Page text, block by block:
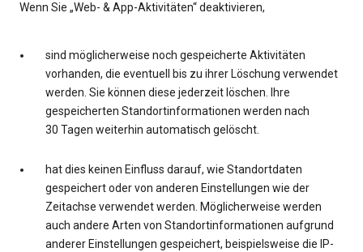
Wenn Sie „Web- & App-Aktivitäten“ deaktivieren,
sind möglicherweise noch gespeicherte Aktivitäten
vorhanden, die eventuell bis zu ihrer Löschung verwendet
werden. Sie können diese jederzeit löschen. Ihre
gespeicherten Standortinformationen werden nach
30 Tagen weiterhin automatisch gelöscht.
hat dies keinen Einfluss darauf, wie Standortdaten
gespeichert oder von anderen Einstellungen wie der
Zeitachse verwendet werden. Möglicherweise werden
auch andere Arten von Standortinformationen aufgrund
anderer Einstellungen gespeichert, beispielsweise die IP-